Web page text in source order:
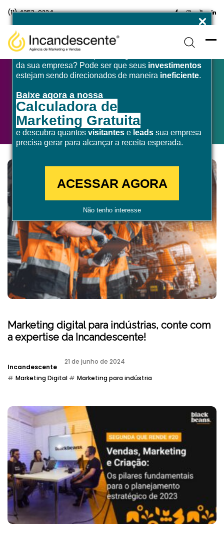
da sua empresa? Pode ser que seus investimentos
estejam sendo direcionados de maneira ineficiente.
Baixe agora a nossa
Calculadora de
Marketing Gratuita
e descubra quantos visitantes e leads sua empresa
precisa gerar para alcançar a receita esperada.
ACESSAR AGORA
Não tenho interesse
(11) 4253-0224
Marketing Para Indústria
Marketing digital para indústrias, conte com
a expertise da Incandescente!
Incandescente
21 de junho de 2024
Marketing Digital
Marketing para indústria